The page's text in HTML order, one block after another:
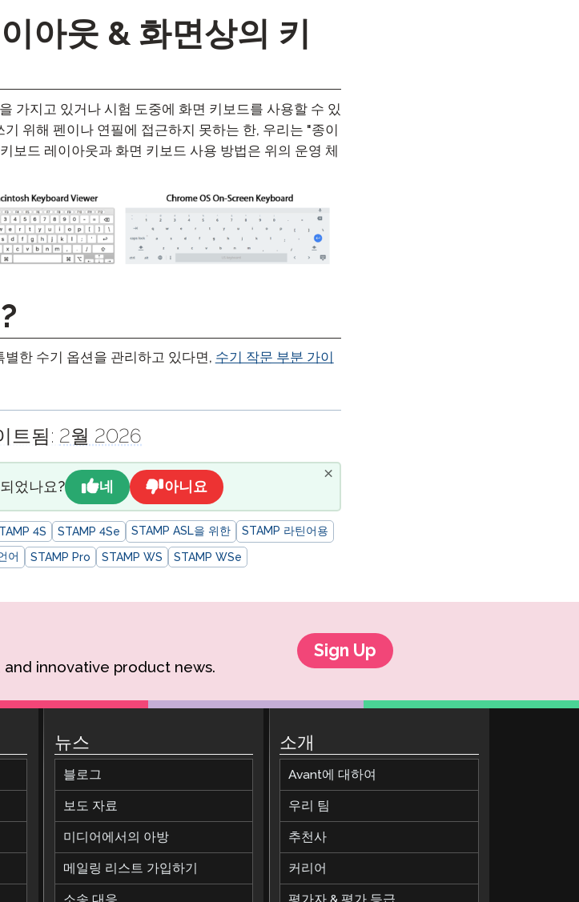
아웃 & 화면상의 키
가지고 있거나 시험 도중에 화면 키보드를 사용할 수 있
위해 펜이나 연필에 접근하지 못하는 한, 우리는 "종이
보드 레이아웃과 화면 키보드 사용 방법은 위의 운영 체
한 수기 옵션을 관리하고 있다면, 수기 작문 부분 가이
트됨: 2월 2026
었나요? 네 아니요
×
4S STAMP 4Se STAMP ASL을 위한
STAMP 라틴어용
어 STAMP Pro STAMP WS STAMP WSe
innovative product news.
Sign Up
뉴스
블로그
보도 자료
미디어에서의 아방
메일링 리스트 가입하기
소개
Avant에 대하여
우리 팀
추천사
커리어